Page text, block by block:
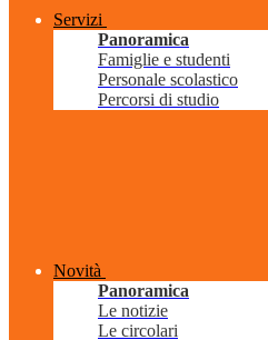
Servizi
Panoramica
Famiglie e studenti
Personale scolastico
Percorsi di studio
Novità
Panoramica
Le notizie
Le circolari